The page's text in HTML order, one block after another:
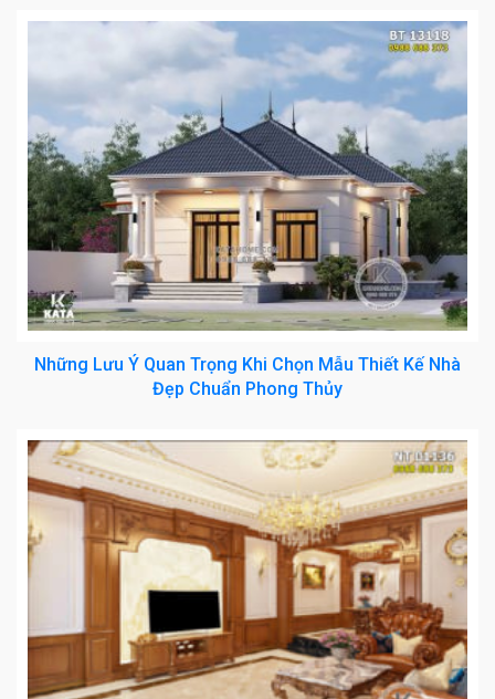
Những Lưu Ý Quan Trọng Khi Chọn Mẫu Thiết Kế Nhà
Đẹp Chuẩn Phong Thủy